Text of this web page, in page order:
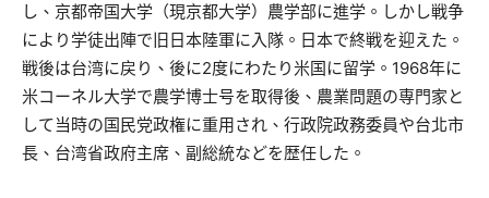
し、京都帝国大学（現京都大学）農学部に進学。しかし戦争
により学徒出陣で旧日本陸軍に入隊。日本で終戦を迎えた。
戦後は台湾に戻り、後に2度にわたり米国に留学。1968年に
米コーネル大学で農学博士号を取得後、農業問題の専門家と
して当時の国民党政権に重用され、行政院政務委員や台北市
長、台湾省政府主席、副総統などを歴任した。